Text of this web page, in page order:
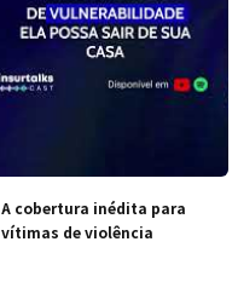
A cobertura inédita para
vítimas de violência